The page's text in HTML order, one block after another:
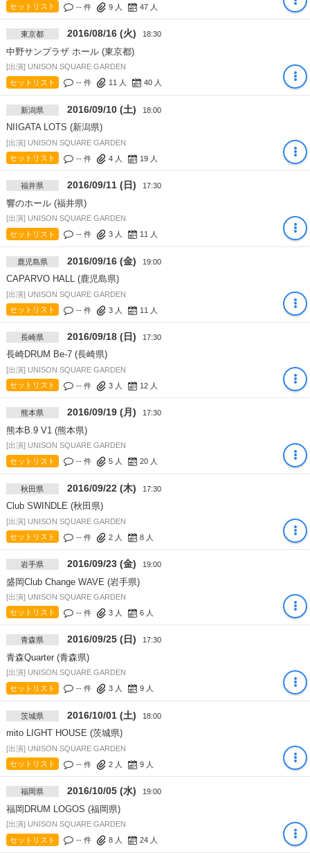
セットリスト
-- 件 9人 47人
東京都 2016/08/16 (火) 18:30
中野サンプラザ ホール (東京都)
[出演] UNISON SQUARE GARDEN
セットリスト
-- 件 11 人 40人
新潟県 2016/09/10 (土) 18:00
NIIGATA LOTS (新潟県)
[出演] UNISON SQUARE GARDEN
セットリスト
-- 件 4人 19人
福井県 2016/09/11 (日) 17:30
響のホール (福井県)
[出演] UNISON SQUARE GARDEN
セットリスト
-- 件 3人 11 人
鹿児島県 2016/09/16 (金) 19:00
CAPARVO HALL (鹿児島県)
[出演] UNISON SQUARE GARDEN
セットリスト
-- 件 3人 11 人
長崎県 2016/09/18 (日) 17:30
長崎DRUM Be-7 (長崎県)
[出演] UNISON SQUARE GARDEN
セットリスト
-- 件 3人 12人
熊本県 2016/09/19 (月) 17:30
熊本B.9 V1 (熊本県)
[出演] UNISON SQUARE GARDEN
セットリスト
-- 件 5人 20人
秋田県 2016/09/22 (木) 17:30
Club SWINDLE (秋田県)
[出演] UNISON SQUARE GARDEN
セットリスト
-- 件 2人 8人
岩手県 2016/09/23 (金) 19:00
盛岡Club Change WAVE (岩手県)
[出演] UNISON SQUARE GARDEN
セットリスト
-- 件 3人 6人
青森県 2016/09/25 (日) 17:30
青森Quarter (青森県)
[出演] UNISON SQUARE GARDEN
セットリスト
-- 件 3人 9人
茨城県 2016/10/01 (土) 18:00
mito LIGHT HOUSE (茨城県)
[出演] UNISON SQUARE GARDEN
セットリスト
-- 件 2人 9人
福岡県 2016/10/05 (水) 19:00
福岡DRUM LOGOS (福岡県)
[出演] UNISON SQUARE GARDEN
セットリスト
-- 件 8人 24人